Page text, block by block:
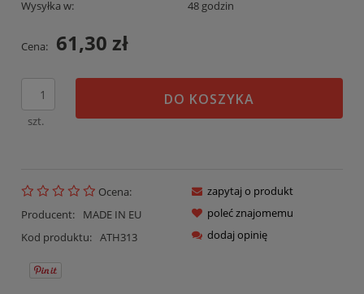
Wysyłka w:
48 godzin
Cena: 61,30 zł
szt.
DO KOSZYKA
Ocena:
Producent:
MADE IN EU
Kod produktu: ATH313
zapytaj o produkt
poleć znajomemu
dodaj opinię